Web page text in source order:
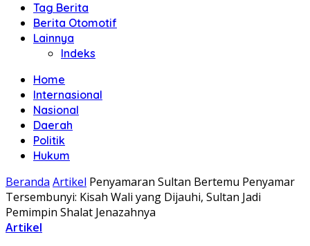
Tag Berita
Berita Otomotif
Lainnya
Indeks
Home
Internasional
Nasional
Daerah
Politik
Hukum
Beranda Artikel Penyamaran Sultan Bertemu Penyamar
Tersembunyi: Kisah Wali yang Dijauhi, Sultan Jadi
Pemimpin Shalat Jenazahnya
Artikel